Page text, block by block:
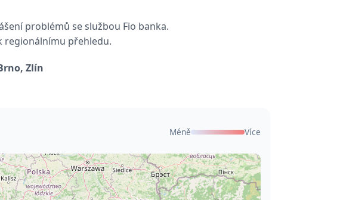
problémů se službou Fio banka.
regionálnímu přehledu.
Zlín
Méně Více